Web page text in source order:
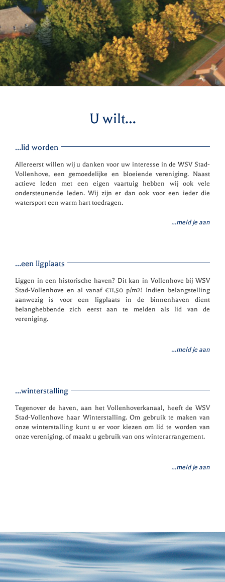
U wilt…
…lid worden
Allereerst willen wij u danken voor uw interesse in de WSV Stad-
Vollenhove, een gemoedelijke en bloeiende vereniging. Naast
actieve leden met een eigen vaartuig hebben wij ook vele
ondersteunende leden. Wij zijn er dan ook voor een ieder die
watersport een warm hart toedragen.
…meld je aan
…een ligplaats
Liggen in een historische haven? Dit kan in Vollenhove bij WSV
Stad-Vollenhove en al vanaf €11,50 p/m2! Indien belangstelling
aanwezig is voor een ligplaats in de binnenhaven dient
belanghebbende zich eerst aan te melden als lid van de
vereniging.
…meld je aan
…winterstalling
Tegenover de haven, aan het Vollenhoverkanaal, heeft de WSV
Stad-Vollenhove haar Winterstalling. Om gebruik te maken van
onze winterstalling kunt u er voor kiezen om lid te worden van
onze vereniging, of maakt u gebruik van ons winterarrangement.
…meld je aan